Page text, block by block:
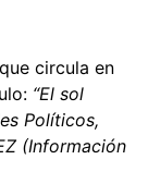
circula en
“El sol
Políticos,
(Información